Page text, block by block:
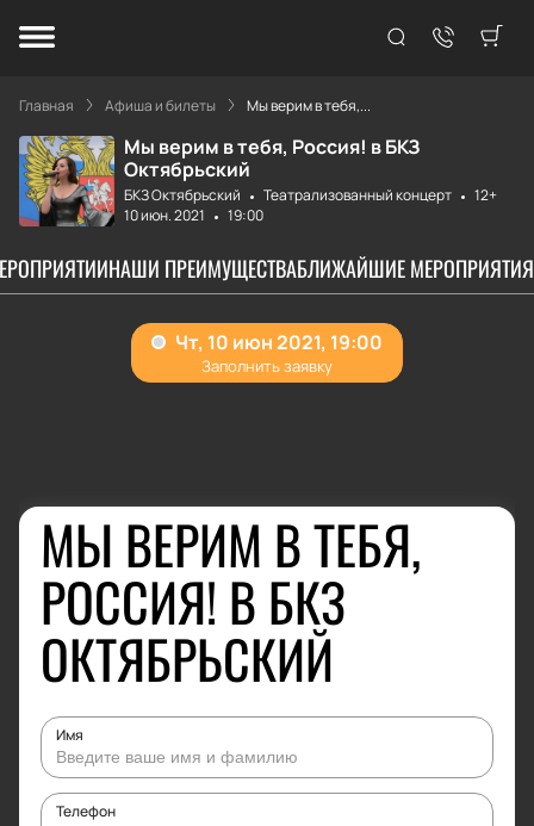
Главная Афиша и билеты Мы верим в тебя,...
Мы верим в тебя, Россия! в БКЗ
Октябрьский
БКЗ Октябрьский Театрализованный концерт
12+
10 июн. 2021
19:00
НАШИ ПРЕИМУЩЕСТВАБЛИЖАЙШИЕ МЕРОПРИЯТИЯ
МЫ ВЕРИМ В ТЕБЯ,
РОССИЯ! В БКЗ
ОКТЯБРЬСКИЙ
Имя
Телефон